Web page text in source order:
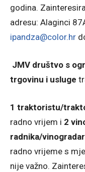
godina.
adresu: Alaginci
ipandza@color.hr
JMV društvo s
trgovinu i usluge
1 traktoristu/
radno vrijem i 2
radnika/
radno vrijeme s
nije važno.